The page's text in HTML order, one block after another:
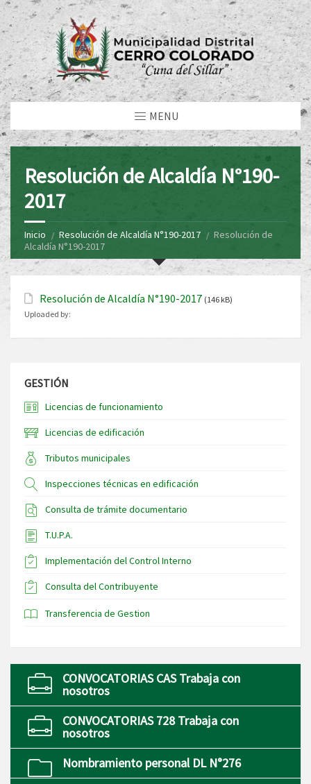
MENU
Resolución de Alcaldía N°190-
2017
Inicio Resolución de Alcaldía N°190-2017
Resolución de
Alcaldía N°190-2017
Resolución de Alcaldía N°190-2017 (146 kB)
Uploaded by:
GESTIÓN
Licencias de funcionamiento
Licencias de edificación
Tributos municipales
Inspecciones técnicas en edificación
Consulta de trámite documentario
T.U.P.A.
Implementación del Control Interno
Consulta del Contribuyente
Transferencia de Gestion
CONVOCATORIAS CAS Trabaja con
nosotros
CONVOCATORIAS 728 Trabaja con
nosotros
Nombramiento personal DL N°276